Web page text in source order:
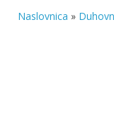
Naslovnica »